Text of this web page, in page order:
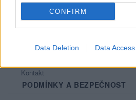
CONFIRM
Data Deletion Data Access
PORTÁL
Podpořte nás
Kontakt
PODMÍNKY A BEZPEČNOST